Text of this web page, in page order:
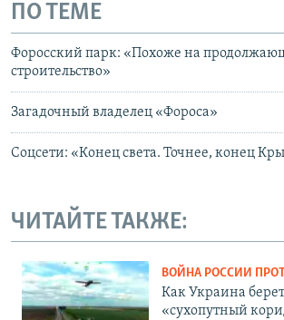
ПО ТЕМЕ
Форосский парк: «Похоже на
строительство»
Загадочный владелец «Фороса»
Соцсети: «Конец света. Точнее, конец
ЧИТАЙТЕ ТАКЖЕ:
ВОЙНА РОССИИ
Как Украина
«сухопутный